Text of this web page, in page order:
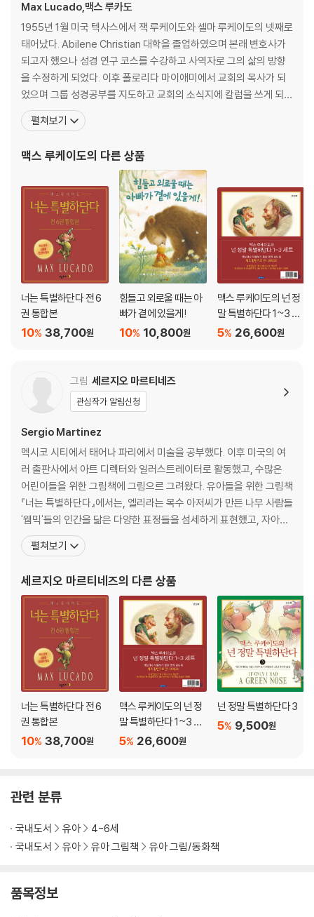
Max Lucado,맥스 루카도
1955년 1월 미국 텍사스에서 잭 루케이도와 셀마 루케이도의 넷째로
태어났다. Abilene Christian 대학을 졸업하였으며 본래 변호사가
되고자 했으나 성경 연구 코스를 수강하고 사역자로 그의 삶의 방향
을 수정하게 되었다. 이후 폴로리다 마이애미에서 교회의 목사가 되
었으며 그룹 성경공부를 지도하고 교회의 소식지에 칼럼을 쓰게 되었
고 칼럼을 엮어 책인 On the Anvil을 출간하였다. 마이애미에서 거
주한지 2년 후 맥스 루케이도는 아내와 함께 브라질의 리우데자네이
인 기독교 작가이면서 가장 영향력 있는
펼쳐보기
맥스 루케이도의 다른 상품
너는 특별하단다 전 6
권 통합본
38,700원
10%
힘들고 외로울 때는 아
빠가 곁에 있을게!
10,800원
10%
맥스 루케이도의 넌 정
말 특별하단다 1~3 세
트
26,600원
5%
그림 세르지오 마르티네즈
관심작가 알림신청
Sergio Martinez
멕시코 시티에서 태어나 파리에서 미술을 공부했다. 이후 미국의 여
러 출판사에서 아트 디렉터와 일러스트레이터로 활동했고, 수많은
어린이들을 위한 그림책에 그림으르 그려왔다. 유아들을 위한 그림책
『너는 특별하단다』에서는, 엘리라는 목수 아저씨가 만든 나무 사람들
'웸믹'들의 인간을 닮은 다양한 표정들을 섬세하게 표현했고, 자아존
중감을 높여주는 그림책 『네가 최고야!』에서는 가장 약한 나무인 버
드나무로 만들어진 웸믹 '펀치넬로'가 단풍나무인 여사를 구하게 도
뜻한 풍의 그림으로 담아냈다. 이외에도 『가장 감동적인 선
펼쳐보기
세르지오 마르티네즈의 다른 상품
너는 특별하단다 전 6
권 통합본
38,700원
10%
맥스 루케이도의 넌 정
말 특별하단다 1~3 세
트
26,600원
5%
넌 정말 특별하단다 3
9,500원
5%
관련 분류
국내도서 유아
4-6세
국내도서
유아 유아 그림책 유아 그림/동화책
품목정보